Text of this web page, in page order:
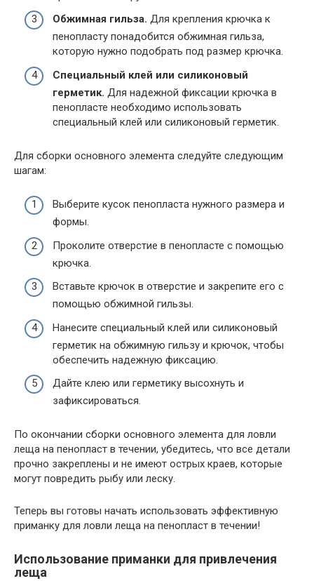
Обжимная гильза. Для крепления крючка к
пенопласту понадобится обжимная гильза,
которую нужно подобрать под размер крючка.
Специальный клей или силиконовый
герметик. Для надежной фиксации крючка в
пенопласте необходимо использовать
специальный клей или силиконовый герметик.
Для сборки основного элемента следуйте следующим
шагам:
Выберите кусок пенопласта нужного размера и
формы.
Проколите отверстие в пенопласте с помощью
крючка.
Вставьте крючок в отверстие и закрепите его с
помощью обжимной гильзы.
Нанесите специальный клей или силиконовый
герметик на обжимную гильзу и крючок, чтобы
обеспечить надежную фиксацию.
Дайте клею или герметику высохнуть и
зафиксироваться.
По окончании сборки основного элемента для ловли
леща на пенопласт в течении, убедитесь, что все детали
прочно закреплены и не имеют острых краев, которые
могут повредить рыбу или леску.
Теперь вы готовы начать использовать эффективную
приманку для ловли леща на пенопласт в течении!
Использование приманки для привлечения
леща